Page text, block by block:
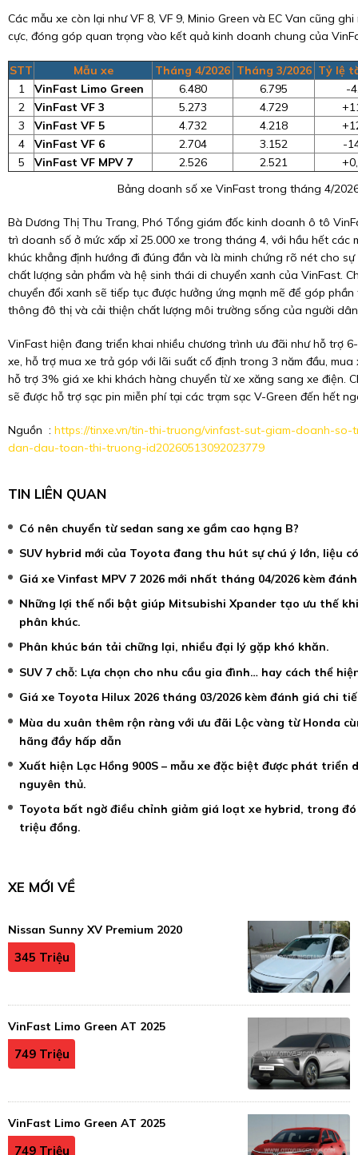
Các mẫu xe còn lại như VF 8, VF 9, Minio Green và EC Van cũng
cực, đóng góp quan trọng vào kết quả kinh doanh chung của
STT Mẫu xe Tháng 4/2026 Tháng 3/2026 Tỷ lệ
1
VinFast Limo Green 6.480 6.795
-
2
VinFast VF 3 5.273 4.729
3
VinFast VF 5 4.732 4.218
4
VinFast VF 6 2.704 3.152
-
5
VinFast VF MPV 7 2.526 2.521
Bảng doanh số xe VinFast trong tháng 4/
Bà Dương Thị Thu Trang, Phó Tổng giám đốc kinh doanh ô tô
trì doanh số ở mức xấp xỉ 25.000 xe trong tháng 4, với hầu hết các
khúc khẳng định hướng đi đúng đắn và là minh chứng rõ nét cho
chất lượng sản phẩm và hệ sinh thái di chuyển xanh của VinFast.
chuyển đổi xanh sẽ tiếp tục được hưởng ứng mạnh mẽ để góp
thông đô thị và cải thiện chất lượng môi trường sống của người
VinFast hiện đang triển khai nhiều chương trình ưu đãi như hỗ trợ
xe, hỗ trợ mua xe trả góp với lãi suất cố định trong 3 năm đầu,
hỗ trợ 3% giá xe khi khách hàng chuyển từ xe xăng sang xe điện.
sẽ được hỗ trợ sạc pin miễn phí tại các trạm sạc V-Green đến hết
Nguồn : https://tinxe.vn/tin-thi-truong/vinfast-sut-giam-doanh-
dan-dau-toan-thi-truong-id20260513092023779
TIN LIÊN QUAN
Có nên chuyển từ sedan sang xe gầm cao hạng B?
SUV hybrid mới của Toyota đang thu hút sự chú ý lớn, liệu
Giá xe Vinfast MPV 7 2026 mới nhất tháng 04/2026 kèm
Những lợi thế nổi bật giúp Mitsubishi Xpander tạo ưu thế
phân khúc.
Phân khúc bán tải chững lại, nhiều đại lý gặp khó khăn.
SUV 7 chỗ: Lựa chọn cho nhu cầu gia đình… hay cách thể
Giá xe Toyota Hilux 2026 tháng 03/2026 kèm đánh giá chi
Mùa du xuân thêm rộn ràng với ưu đãi Lộc vàng từ Honda
hãng đầy hấp dẫn
Xuất hiện Lạc Hồng 900S – mẫu xe đặc biệt được phát triển
nguyên thủ.
Toyota bất ngờ điều chỉnh giảm giá loạt xe hybrid, trong đó
triệu đồng.
XE MỚI VỀ
Nissan Sunny XV Premium 2020
345 Triệu
VinFast Limo Green AT 2025
749 Triệu
VinFast Limo Green AT 2025
749 Triệu